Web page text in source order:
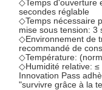
◇Temps d'ouverture
secondes réglable
◇Temps nécessaire
mise sous tension: 3
◇Environnement de
recommandé de
◇Température:
◇Humidité relative: ≤
Innovation Pass
"survivre grâce à la